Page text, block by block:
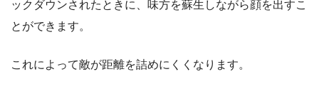
ックダウンされたときに、味方を蘇生しながら顔を出すこ
とができます。
これによって敵が距離を詰めにくくなります。